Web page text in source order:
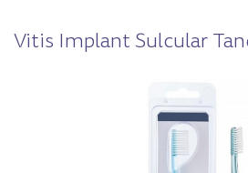
Vitis Implant Sulcular